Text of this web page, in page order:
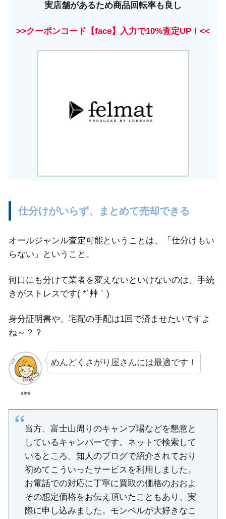
実店舗があるため商品回転率も良し
>>クーポンコード【face】入力で10%査定UP！<<
仕分けがいらず、まとめて売却できる
オールジャンル査定可能ということは、「仕分けもい
らない」ということ。
何口にも分けて業者を変えないといけないのは、手続
きがストレスです( *´艸｀)
身分証明書や、宅配の手配は1回で済ませたいですよ
ね～？？
aimi
めんどくさがり屋さんには最適です！
当方、富士山周りのキャンプ場などを懇意と
しているキャンパーです。ネットで検索して
いるところ、知人のブログで紹介されており
初めてこういったサービスを利用しました。
お電話での対応に丁寧に買取の価格のおおよ
その想定価格をお伝え頂いたこともあり、実
際に申し込みました。モンベルが大好きなこ